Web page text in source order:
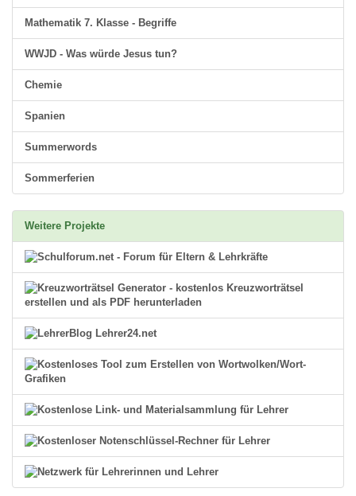
Mathematik 7. Klasse - Begriffe
WWJD - Was würde Jesus tun?
Chemie
Spanien
Summerwords
Sommerferien
Weitere Projekte